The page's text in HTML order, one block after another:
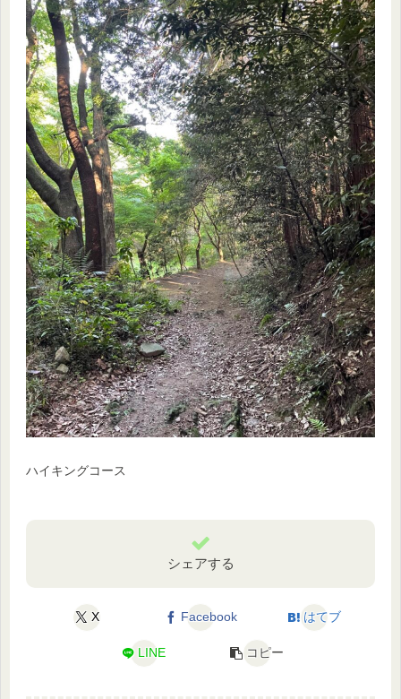
ハイキングコース
シェアする
X Facebook はてブ
LINE コピー